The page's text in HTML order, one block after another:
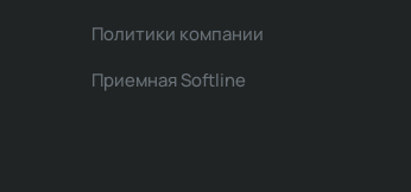
Политики компании
Приемная Softline